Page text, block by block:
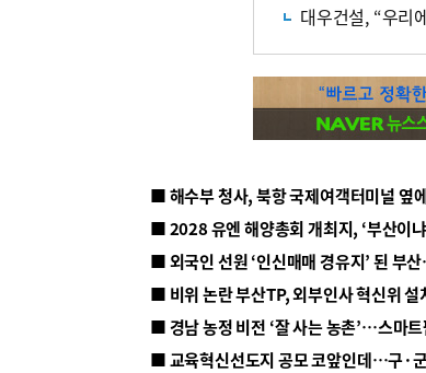
대우건설, “우리
■ 해수부 청사, 북항 국제여객터미널 옆
■ 2028 유엔 해양총회 개최지, ‘부산이
■ 외국인 선원 ‘인신매매 경유지’ 된 부
■ 비위 논란 부산TP, 외부인사 혁신위 설